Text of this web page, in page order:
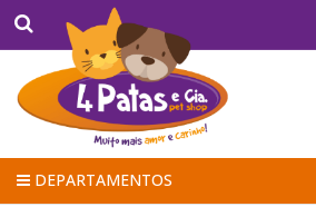
DEPARTAMENTOS